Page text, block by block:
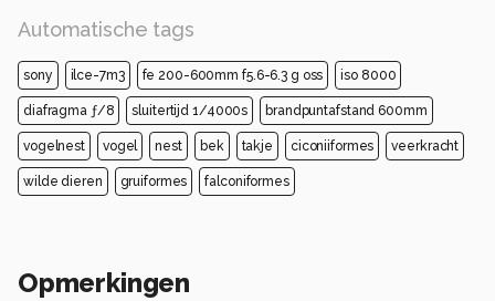
Automatische tags
sony ilce-7m3 fe 200-600mm f5.6-6.3 g oss iso 8000
diafragma ƒ/8 sluitertijd 1/4000s brandpuntafstand 600mm
vogelnest vogel nest bek takje ciconiiformes veerkracht
wilde dieren gruiformes falconiformes
Opmerkingen